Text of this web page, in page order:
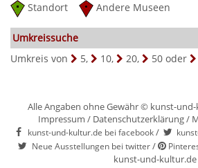
Standort Andere Museen
Umkreissuche
Umkreis von
5, 10, 20, 50 oder
Alle Angaben ohne Gewähr © kunst-
Impressum / Datenschutzerklärung/
kunst-und-kultur.de bei facebook/
Neue Ausstellungen bei twitter/
kunst-und-kultur.de